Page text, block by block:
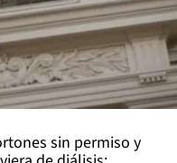
sin permiso y